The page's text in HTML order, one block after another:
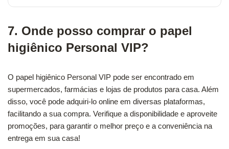
7. Onde posso comprar o papel
higiênico Personal VIP?
O papel higiênico Personal VIP pode ser encontrado em
supermercados, farmácias e lojas de produtos para casa. Além
disso, você pode adquiri-lo online em diversas plataformas,
facilitando a sua compra. Verifique a disponibilidade e aproveite
promoções, para garantir o melhor preço e a conveniência na
entrega em sua casa!